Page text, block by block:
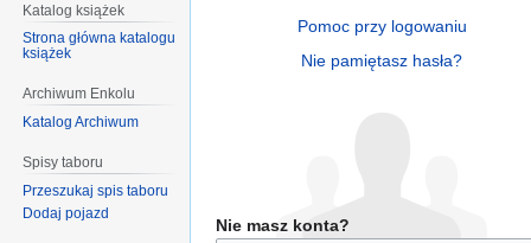
Pomoc przy logowaniu
Nie pamiętasz hasła?
Nie masz konta?
Katalog książek
Strona główna katalogu
książek
Archiwum Enkolu
Katalog Archiwum
Spisy taboru
Przeszukaj spis taboru
Dodaj pojazd